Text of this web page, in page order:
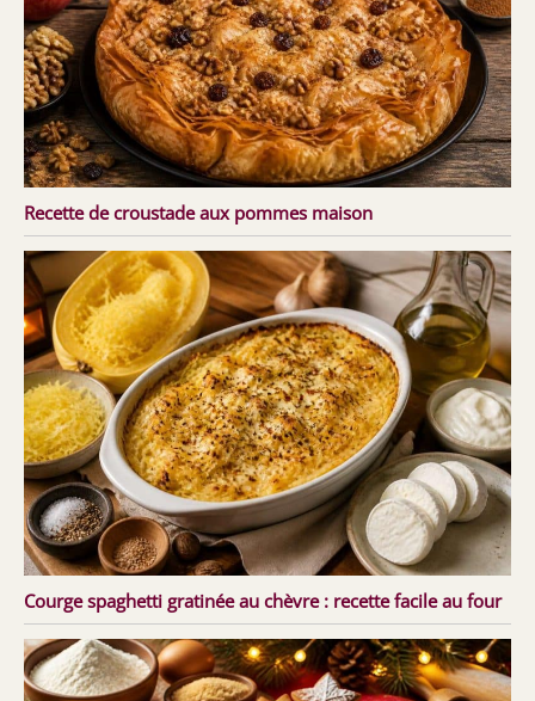
Recette de croustade aux pommes maison
Courge spaghetti gratinée au chèvre : recette facile au four